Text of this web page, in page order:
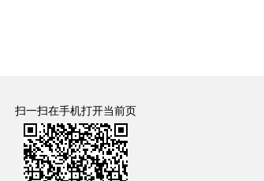
扫一扫在手机打开当前页